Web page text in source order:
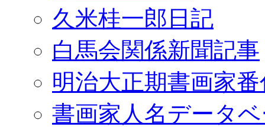
久米桂一郎日記
白馬会関係新聞記事
明治大正期書画家
書画家人名データ